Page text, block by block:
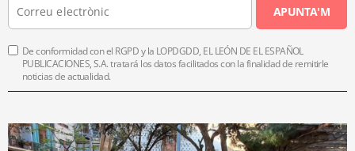
APUNTA'M
De conformidad con el RGPD y la LOPDGDD, EL LEÓN DE EL ESPAÑOL
PUBLICACIONES, S.A. tratará los datos facilitados con la finalidad de remitirle
noticias de actualidad.